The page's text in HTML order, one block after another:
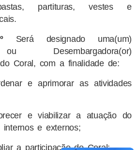
partituras, vestes e
Será designado uma(um)
Desembargadora(or)
Coral, com a finalidade de:
e aprimorar as atividades
e viabilizar a atuação do
e externos;
a participação do Coral;